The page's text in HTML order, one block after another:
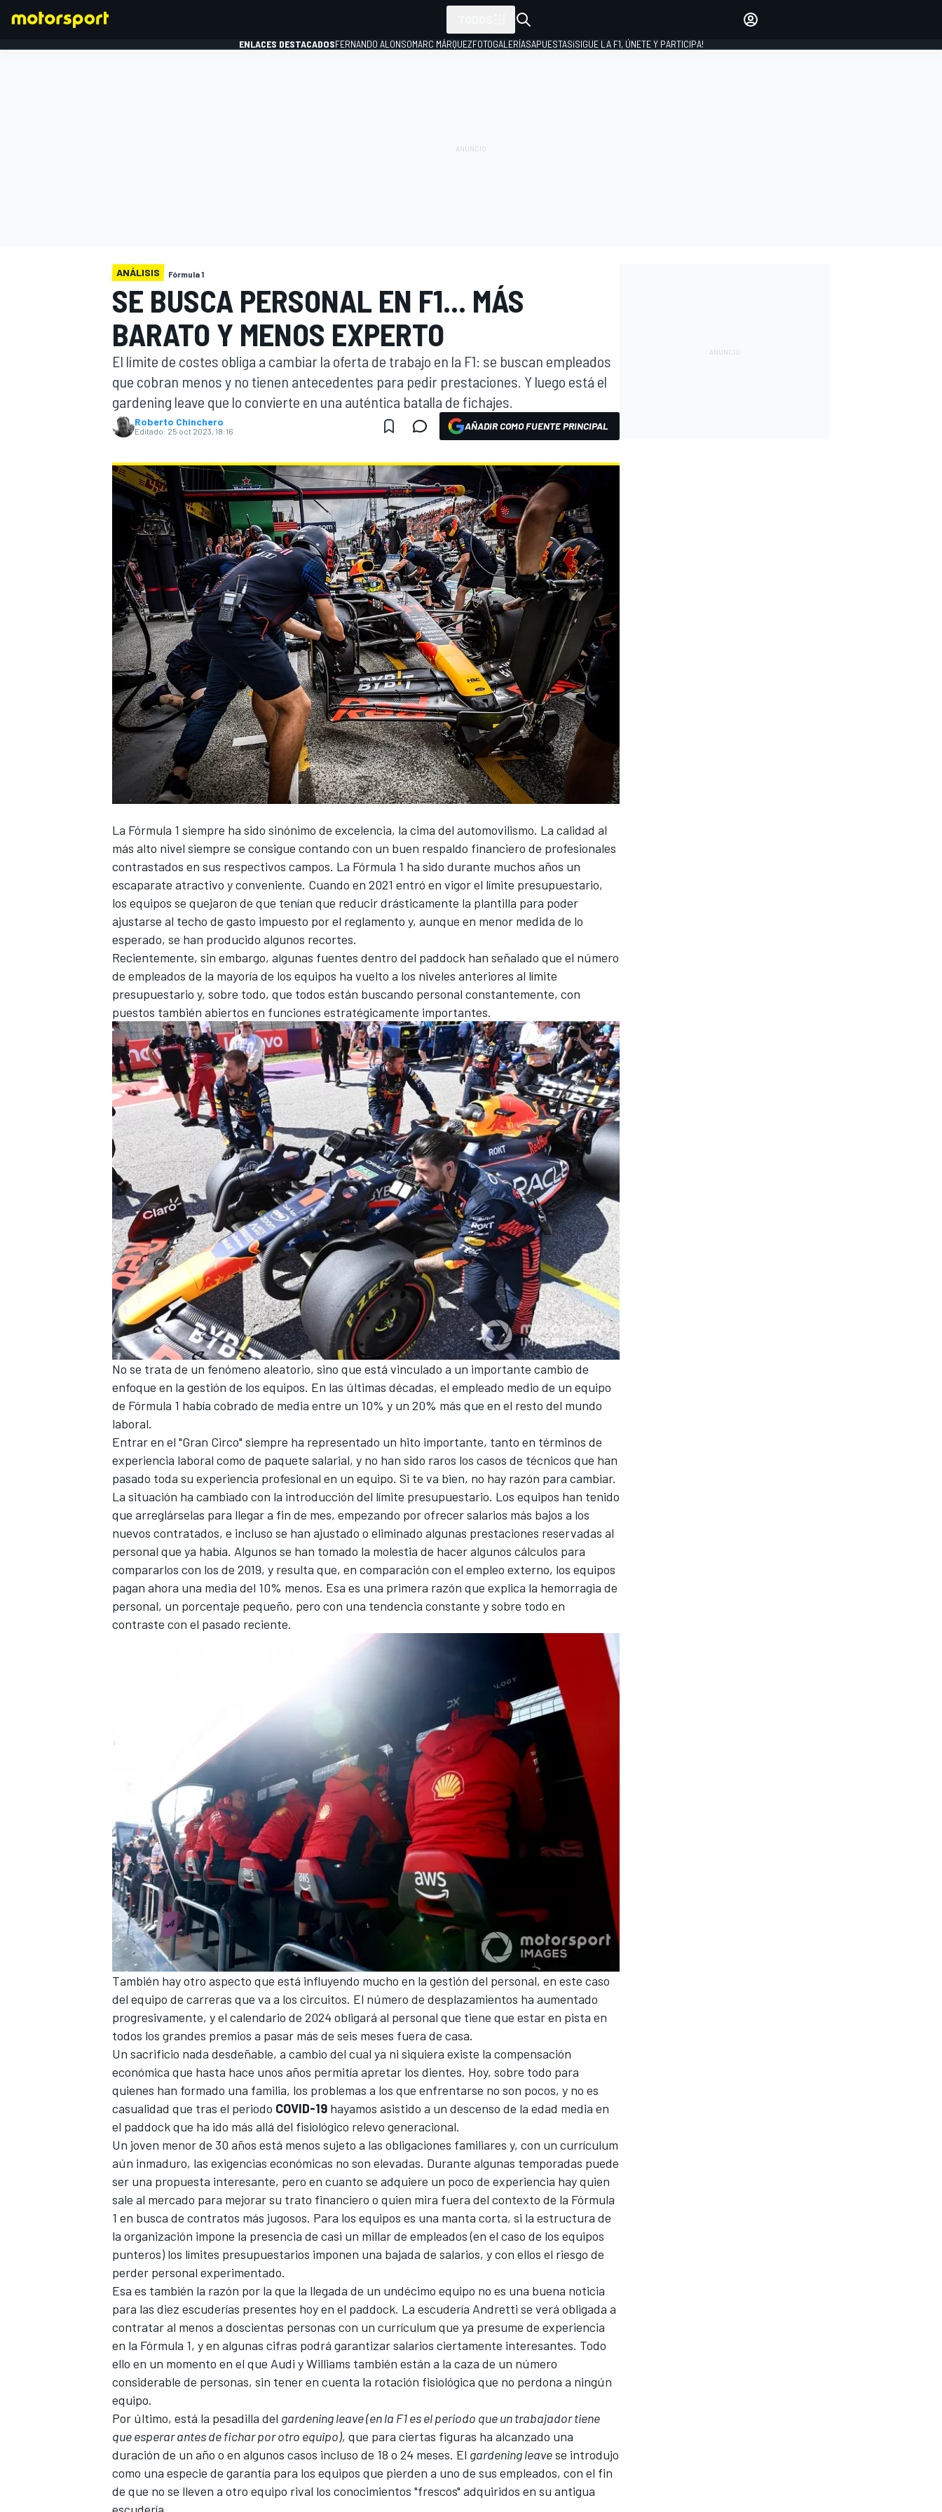
WEC FÓRMULA E
MÁS CATEGORÍAS
ENLACES DESTACADOSFERNANDO ALONSOMARC MÁRQUEZFOTOGALERÍASAPUESTAS¡SIGUE LA F1, ÚNETE Y PARTICIPA!
ANÁLISIS Fórmula 1
SE BUSCA PERSONAL EN F1... MÁS
BARATO Y MENOS EXPERTO
El límite de costes obliga a cambiar la oferta de trabajo en la F1: se buscan empleados
que cobran menos y no tienen antecedentes para pedir prestaciones. Y luego está el
gardening leave que lo convierte en una auténtica batalla de fichajes.
Roberto Chinchero
Editado: 25 oct 2023, 18:16 AÑADIR COMO FUENTE PRINCIPAL
La Fórmula 1 siempre ha sido sinónimo de excelencia, la cima del automovilismo. La calidad al
más alto nivel siempre se consigue contando con un buen respaldo financiero de profesionales
contrastados en sus respectivos campos. La Fórmula 1 ha sido durante muchos años un
escaparate atractivo y conveniente. Cuando en 2021 entró en vigorel límite presupuestario,
los equipos se quejaron de que tenían que reducir drásticamente la plantilla para poder
ajustarse al techo de gasto impuesto por el reglamento y, aunque en menor medida de lo
esperado, se han producido algunos recortes.
Recientemente, sin embargo, algunas fuentes dentro del paddock han señalado que el número
de empleados de la mayoría de los equipos ha vuelto a los niveles anteriores al límite
presupuestario y, sobre todo, que todos están buscando personal constantemente, con
puestos también abiertos en funciones estratégicamente importantes.
No se trata de un fenómeno aleatorio, sino que está vinculado a un importante cambio de
enfoque en la gestión de los equipos. En las últimas décadas, el empleado medio de un equipo
de Fórmula 1 había cobrado de media entre un 10% y un 20% más que en el resto del mundo
laboral.
Entrar en el "Gran Circo" siempre ha representado un hito importante, tanto en términos de
experiencia laboral como de paquete salarial, y no han sido raros los casos de técnicos que han
pasado toda su experiencia profesional en un equipo. Si te va bien, no hay razón para cambiar.
La situación ha cambiado con la introducción del límite presupuestario. Los equipos han tenido
que arreglárselas para llegar a fin de mes, empezando por ofrecer salarios más bajos a los
nuevos contratados, e incluso se han ajustado o eliminado algunas prestaciones reservadas al
personal que ya había. Algunos se han tomado la molestia de hacer algunos cálculos para
compararlos con los de 2019, y resulta que, en comparación con el empleo externo, los equipos
pagan ahora una media del 10% menos. Esa es una primera razón que explica la hemorragia de
personal, un porcentaje pequeño, pero con una tendencia constante y sobre todo en
contraste con el pasado reciente.
También hay otro aspecto que está influyendo mucho en la gestión del personal, en este caso
del equipo de carreras que va a los circuitos. El número de desplazamientos ha aumentado
progresivamente, y el calendario de 2024obligará al personal que tiene que estar en pista en
todos los grandes premios a pasar más de seis meses fuera de casa.
Un sacrificio nada desdeñable, a cambio del cual ya ni siquiera existe la compensación
económica que hasta hace unos años permitía apretar los dientes. Hoy, sobre todo para
quienes han formado una familia, los problemas a los que enfrentarse no son pocos, y no es
casualidad que tras el periodo COVID-19 hayamos asistido a un descenso de la edad media en
el paddock que ha ido más allá del fisiológico relevo generacional.
Un joven menor de 30 años está menos sujeto a las obligaciones familiares y, con un currículum
aún inmaduro, las exigencias económicas no son elevadas. Durante algunas temporadas puede
ser una propuesta interesante, pero en cuanto se adquiere un poco de experiencia hay quien
sale al mercado para mejorar su trato financiero o quien mira fuera del contexto de la Fórmula
1 en busca de contratos más jugosos. Para los equipos es una manta corta, si la estructura de
la organización impone la presencia de casi un millar de empleados (en el caso de los equipos
punteros) los límites presupuestarios imponen una bajada de salarios, y con ellos el riesgo de
perder personal experimentado.
Esa es también la razón por la que la llegada de un undécimo equipo no es una buena noticia
para las diez escuderías presentes hoy en el paddock. La escudería Andretti se verá obligada a
contratar al menos a doscientas personas con un currículum que ya presume de experiencia
en la Fórmula 1, y en algunas cifras podrá garantizar salarios ciertamente interesantes. Todo
ello en un momento en el que Audi yWilliams también están a la caza de un número
considerable de personas, sin tener en cuenta la rotación fisiológica que no perdona a ningún
equipo.
Por último, está la pesadilla del gardening leave (en la F1 es el periodo que un trabajador tiene
que esperar antes de fichar por otro equipo), que para ciertas figuras ha alcanzado una
duración de un año o en algunos casos incluso de 18 o 24 meses. El gardening leavese introdujo
como una especie de garantía para los equipos que pierden a uno de sus empleados, con el fin
de que no se lleven a otro equipo rival los conocimientos "frescos" adquiridos en su antigua